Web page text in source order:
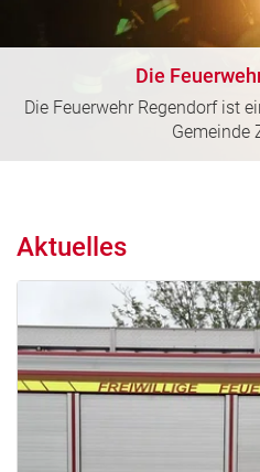
Die
Die Feuerwehr Regendorf ist
Gemeinde
Aktuelles